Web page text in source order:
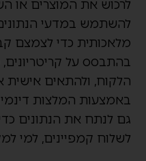
לרכוש את המוצרים או
להשתמש במדעי
מלאכותית כדי לצמצם
בהתבסס על קריטריונים,
הלקוח, ולהתאים אישית
גם לנתח את הנתונים
לשלוח קמפיינים, למי